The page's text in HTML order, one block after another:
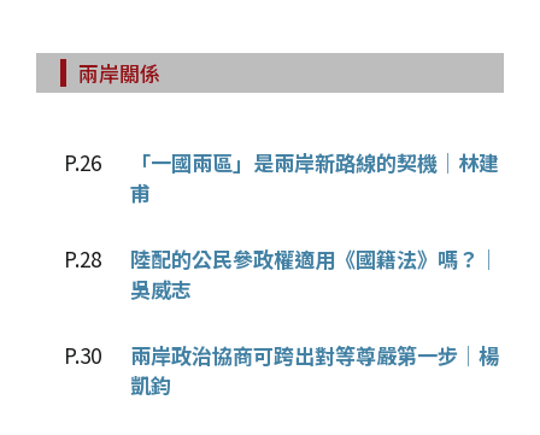
兩岸關係
P.26
「一國兩區」是兩岸新路線的契機│林建
甫
P.28
陸配的公民參政權適用《國籍法》嗎？│
吳威志
P.30
兩岸政治協商可跨出對等尊嚴第一步│楊
凱鈞